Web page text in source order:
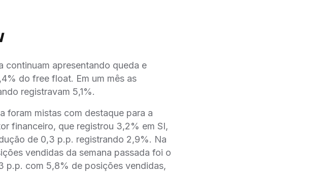
continuam apresentando queda e
do free float. Em um mês as
registravam 5,1%.
foram mistas com destaque para a
financeiro, que registrou 3,2% em SI,
de 0,3 p.p. registrando 2,9%. Na
vendidas da semana passada foi o
p.p. com 5,8% de posições vendidas,